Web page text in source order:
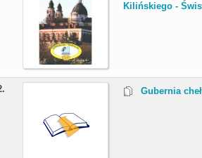
Kilińskiego -
Gubernia